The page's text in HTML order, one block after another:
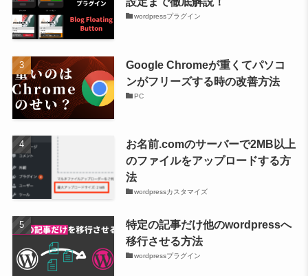
wordpressプラグイン
Google Chromeが重くてパソコ
ンがフリーズする時の改善方法
PC
お名前.comのサーバーで2MB以上
のファイルをアップロードする方
法
wordpressカスタマイズ
特定の記事だけ他のwordpressへ
移行させる方法
wordpressプラグイン